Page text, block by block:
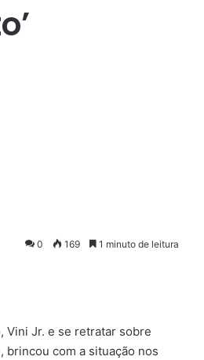
0 169 1 minuto de leitura
Vini Jr. e se retratar sobre
brincou com a situação nos